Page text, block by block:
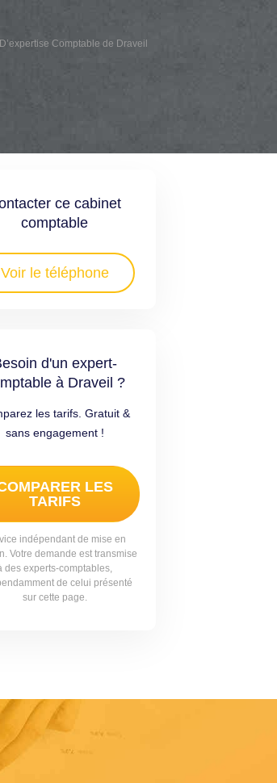
Comptable de Draveil
ce cabinet
comptable
Voir le téléphone
d'un expert-
à Draveil ?
les tarifs. Gratuit &
sans engagement !
LES
TARIFS
indépendant de mise en
Votre demande est transmise
des experts-comptables,
de celui présenté
sur cette page.